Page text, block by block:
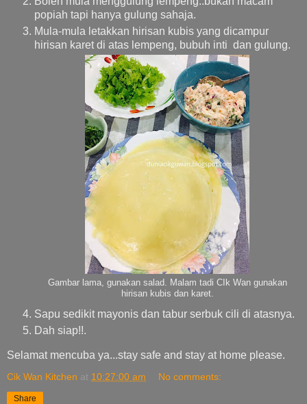
popiah tapi hanya gulung sahaja.
Mula-mula letakkan hirisan kubis yang dicampur
hirisan karet di atas lempeng, bubuh inti dan gulung.
Gambar lama, gunakan salad. Malam tadi CIk Wan gunakan
hirisan kubis dan karet.
Sapu sedikit mayonis dan tabur serbuk cili di atasnya.
Dah siap!!.
Selamat mencuba ya...stay safe and stay at home please.
Cik Wan Kitchen at 10:27:00 am No comments:
Share